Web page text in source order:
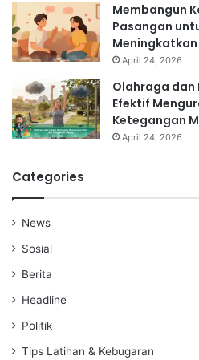
Membangun
Pasangan
April 24, 2026
Olahraga dan
Efektif
Ketegangan
April 24, 2026
Categories
News
Sosial
Berita
Headline
Politik
Tips Latihan & Kebugaran